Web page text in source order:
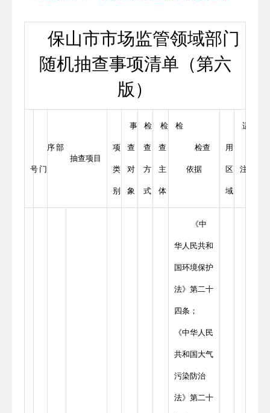
保山市市场监管领域部门
随机抽查事项清单（第六
版）
序
号
部
门
抽查项目
事
项
类
别
检
查
对
象
检
查
方
式
检
查
主
体
检查
依据
适
用
区
域
注
《中
华人民共和
国环境保护
法》第二十
四条；
《中华人民
共和国大气
污染防治
法》第二十